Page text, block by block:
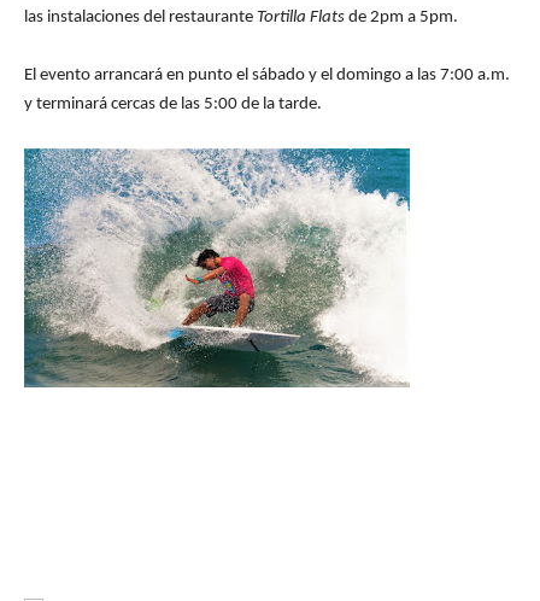
las instalaciones del restaurante Tortilla Flats de 2pm a 5pm.
El evento arrancará en punto el sábado y el domingo a las 7:00 a.m.
y terminará cercas de las 5:00 de la tarde.